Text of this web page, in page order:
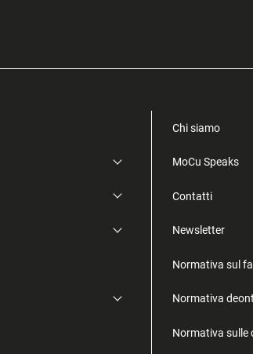
Chi siamo
MoCu Speaks
Contatti
Newsletter
Normativa sul
Normativa
Normativa sulle